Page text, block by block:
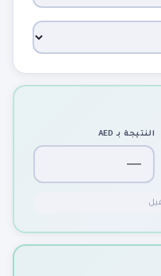
النتيجة بـ AED